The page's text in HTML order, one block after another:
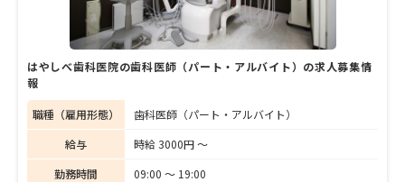
はやしべ歯科医院の歯科医師（パート・アルバイト）の求人募集情
報
職種（雇用形態）
歯科医師（パート・アルバイト）
給与
時給 3000円 〜
勤務時間
09:00 〜 19:00